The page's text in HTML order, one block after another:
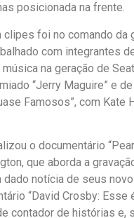
posicionada na frente.
foi no comando
com integrantes
na geração de
“Jerry Maguire” e
Famosos”, com Kate
o documentário
que aborda a
dado notícia de seus
“David Crosby:
contador de histórias e,